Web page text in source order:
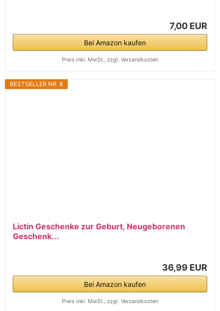
7,00 EUR
Bei Amazon kaufen
Preis inkl. MwSt., zzgl. Versandkosten
BESTSELLER NR. 8
Lictin Geschenke zur Geburt, Neugeborenen
Geschenk...
36,99 EUR
Bei Amazon kaufen
Preis inkl. MwSt., zzgl. Versandkosten